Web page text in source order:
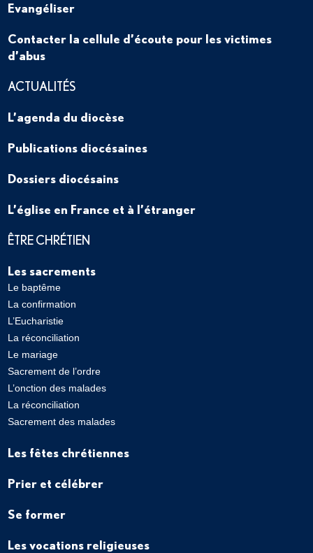
Evangéliser
Contacter la cellule d’écoute pour les victimes
d’abus
ACTUALITÉS
L’agenda du diocèse
Publications diocésaines
Dossiers diocésains
L’église en France et à l’étranger
ÊTRE CHRÉTIEN
Les sacrements
Le baptême
La confirmation
L’Eucharistie
La réconciliation
Le mariage
Sacrement de l’ordre
L’onction des malades
La réconciliation
Sacrement des malades
Les fêtes chrétiennes
Prier et célébrer
Se former
Les vocations religieuses